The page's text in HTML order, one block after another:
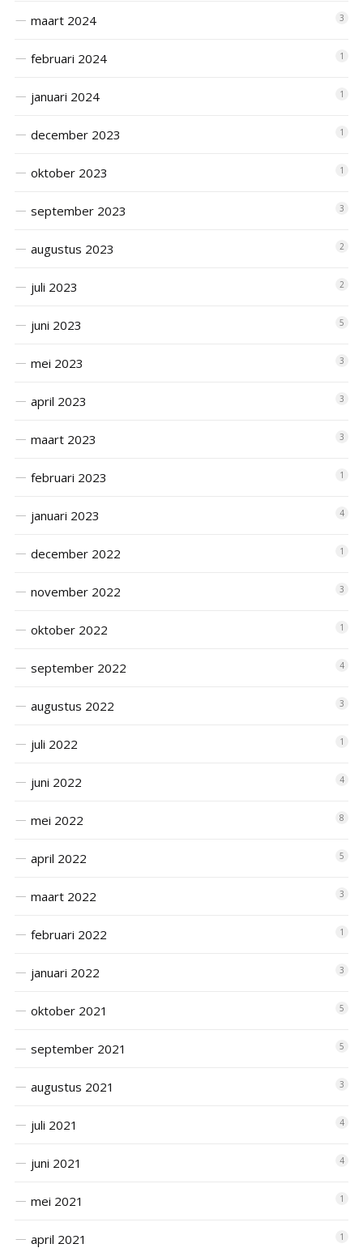
maart 2024 3
februari 2024 1
januari 2024 1
december 2023 1
oktober 2023 1
september 2023 3
augustus 2023 2
juli 2023 2
juni 2023 5
mei 2023 3
april 2023 3
maart 2023 3
februari 2023 1
januari 2023 4
december 2022 1
november 2022 3
oktober 2022 1
september 2022 4
augustus 2022 3
juli 2022 1
juni 2022 4
mei 2022 8
april 2022 5
maart 2022 3
februari 2022 1
januari 2022 3
oktober 2021 5
september 2021 5
augustus 2021 3
juli 2021 4
juni 2021 4
mei 2021 1
april 2021 1